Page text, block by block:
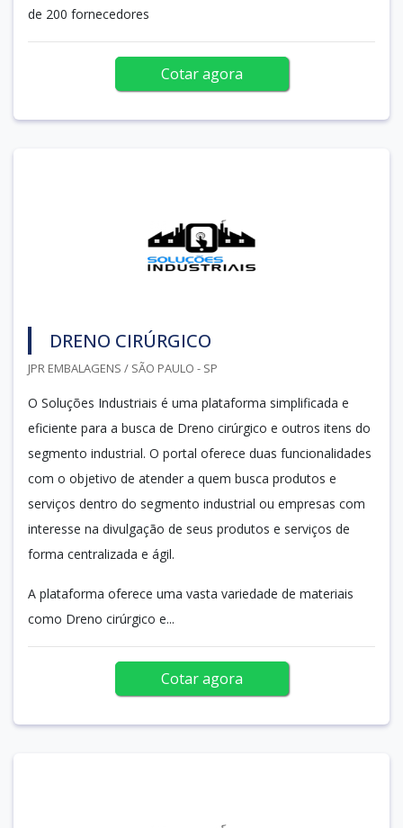
de 200 fornecedores
Cotar agora
DRENO CIRÚRGICO
JPR EMBALAGENS / SÃO PAULO - SP
O Soluções Industriais é uma plataforma simplificada e
eficiente para a busca de Dreno cirúrgico e outros itens do
segmento industrial. O portal oferece duas funcionalidades
com o objetivo de atender a quem busca produtos e
serviços dentro do segmento industrial ou empresas com
interesse na divulgação de seus produtos e serviços de
forma centralizada e ágil.
A plataforma oferece uma vasta variedade de materiais
como Dreno cirúrgico e...
Cotar agora